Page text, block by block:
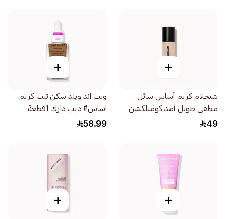
+
شيجلام كريم أساس سائل
مطفي طويل أمد كومبلكشن
برو 1قطعة
49
+
ويت اند ويلد سكن تنت كريم
اساس# ديب دارك 1قطعة
58.99
+
+